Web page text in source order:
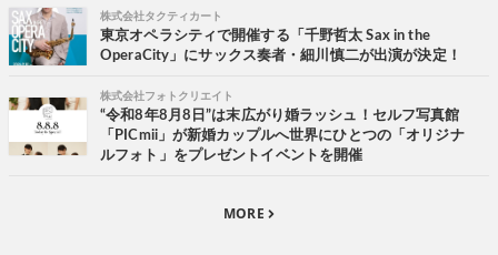
株式会社タクティカート
東京オペラシティで開催する「千野哲太 Sax in the
OperaCity」にサックス奏者・細川慎二が出演が決定！
株式会社フォトクリエイト
“令和8年8月8日”は末広がり婚ラッシュ！セルフ写真館
「PICmii」が新婚カップルへ世界にひとつの「オリジナ
ルフォト」をプレゼントイベントを開催
MORE